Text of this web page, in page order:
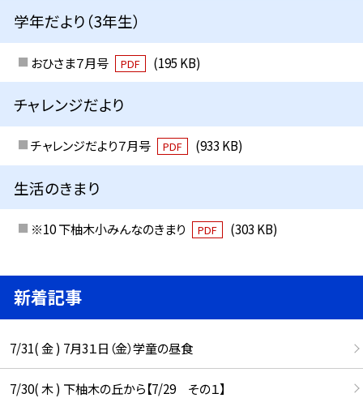
学年だより（3年生）
おひさま７月号 PDF (195 KB)
チャレンジだより
チャレンジだより７月号 PDF (933 KB)
生活のきまり
※10 下柚木小みんなのきまり PDF (303 KB)
新着記事
7/31( 金 ) 7月3１日（金）学童の昼食
7/30( 木 ) 下柚木の丘から【7/29 その１】